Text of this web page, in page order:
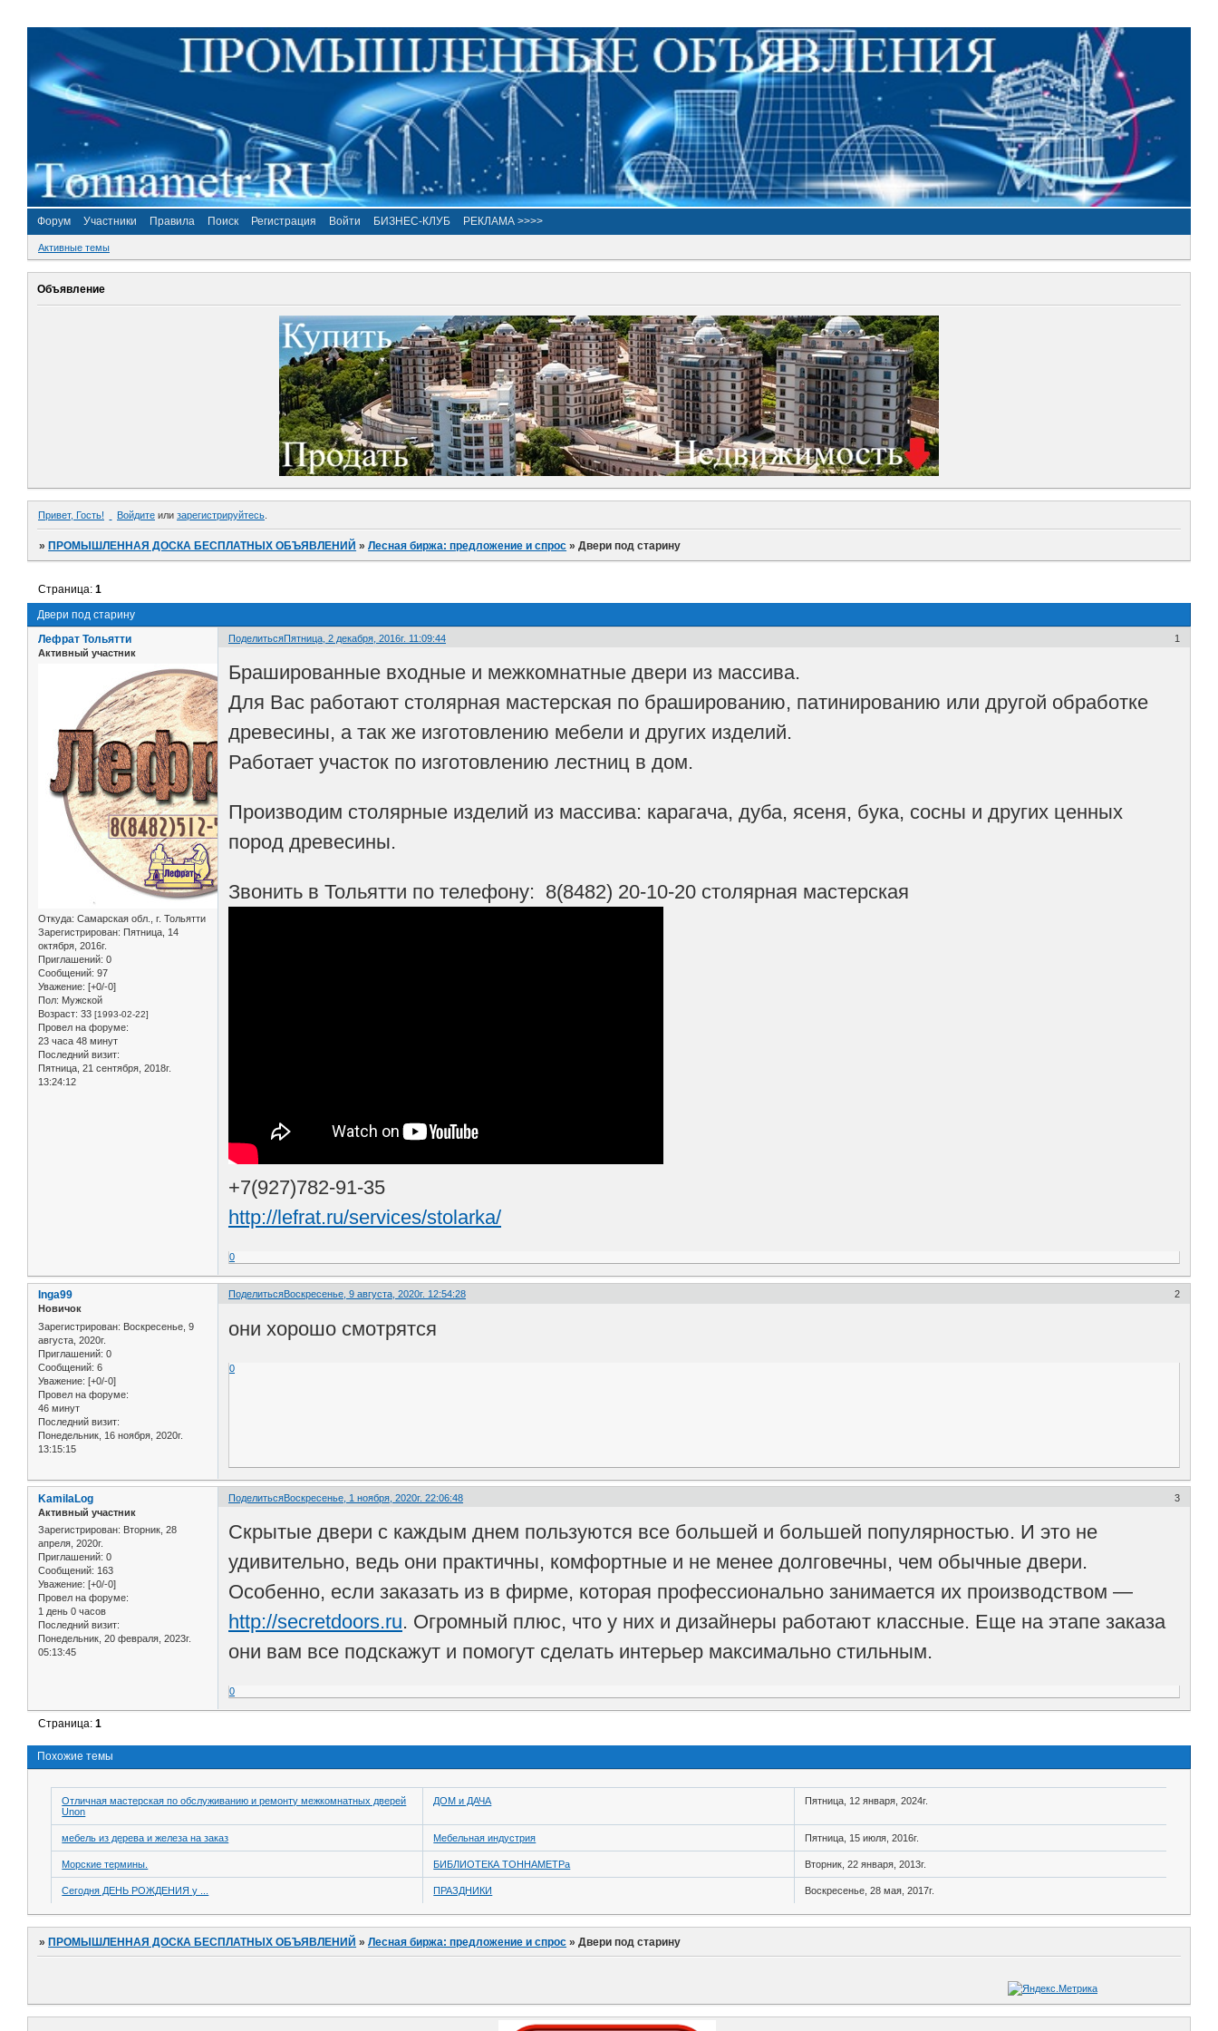
Форум Участники Правила Поиск Регистрация Войти БИЗНЕС-КЛУБ РЕКЛАМА >>>>
Активные темы
Объявление
Привет, Гость! Войдите или зарегистрируйтесь
»ПРОМЫШЛЕННАЯ ДОСКА БЕСПЛАТНЫХ ОБЪЯВЛЕНИЙ »Лесная биржа: предложение и спрос »Двери под старину
Двери под старину
Страница:1
Поделиться 1
Пятница, 2 декабря, 2016г. 11:09:44
Лефрат Тольятти
Активный участник
Откуда: Самарская обл., г. Тольятти
Зарегистрирован: Пятница, 14
октября, 2016г.
Приглашений: 0
Сообщений: 97
Уважение: [+0/-0]
Пол: Мужской
Возраст: 33 [1993-02-22]
Провел на форуме:
23 часа 48 минут
Последний визит:
Пятница, 21 сентября, 2018г.
13:24:12
Брашированные входные и межкомнатные двери из массива.
Для Вас работают столярная мастерская по брашированию, патинированию или другой обработке
древесины, а так же изготовлению мебели и других изделий.
Работает участок по изготовлению лестниц в дом.
Производим столярные изделий из массива: карагача, дуба, ясеня, бука, сосны и других ценных
пород древесины.
Звонить в Тольятти по телефону: 8(8482) 20-10-20 столярная мастерская
+7(927)782-91-35
http://lefrat.ru/services/stolarka/
0
Поделиться 2
Воскресенье, 9 августа, 2020г. 12:54:28
Inga99
Новичок
Зарегистрирован: Воскресенье, 9
августа, 2020г.
Приглашений: 0
Сообщений: 6
Уважение: [+0/-0]
Провел на форуме:
46 минут
Последний визит:
Понедельник, 16 ноября, 2020г.
13:15:15
они хорошо смотрятся
0
Поделиться 3
Воскресенье, 1 ноября, 2020г. 22:06:48
KamilaLog
Активный участник
Зарегистрирован: Вторник, 28
апреля, 2020г.
Приглашений: 0
Сообщений: 163
Уважение: [+0/-0]
Провел на форуме:
1 день 0 часов
Последний визит:
Понедельник, 20 февраля, 2023г.
05:13:45
Скрытые двери с каждым днем пользуются все большей и большей популярностью. И это не
удивительно, ведь они практичны, комфортные и не менее долговечны, чем обычные двери.
Особенно, если заказать из в фирме, которая профессионально занимается их производством —
http://secretdoors.ru. Огромный плюс, что у них и дизайнеры работают классные. Еще на этапе заказа
они вам все подскажут и помогут сделать интерьер максимально стильным.
0
Страница:1
Похожие темы
Отличная мастерская по обслуживанию и ремонту межкомнатных дверей
Unon
ДОМ и ДАЧА Пятница, 12 января, 2024г.
мебель из дерева и железа на заказ Мебельная индустрия Пятница, 15 июля, 2016г.
Морские термины. БИБЛИОТЕКА ТОННАМЕТРа Вторник, 22 января, 2013г.
Сегодня ДЕНЬ РОЖДЕНИЯ у ... ПРАЗДНИКИ Воскресенье, 28 мая, 2017г.
» ПРОМЫШЛЕННАЯ ДОСКА БЕСПЛАТНЫХ ОБЪЯВЛЕНИЙ »Лесная биржа: предложение и спрос »Двери под старину